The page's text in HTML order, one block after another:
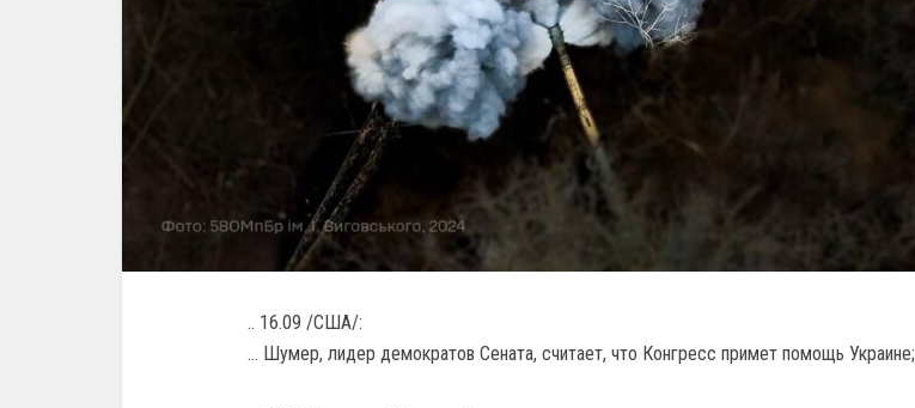
.. 16.09 /США/:
… Шумер, лидер демократов Сената, считает, что Конгресс примет помощь Украине;